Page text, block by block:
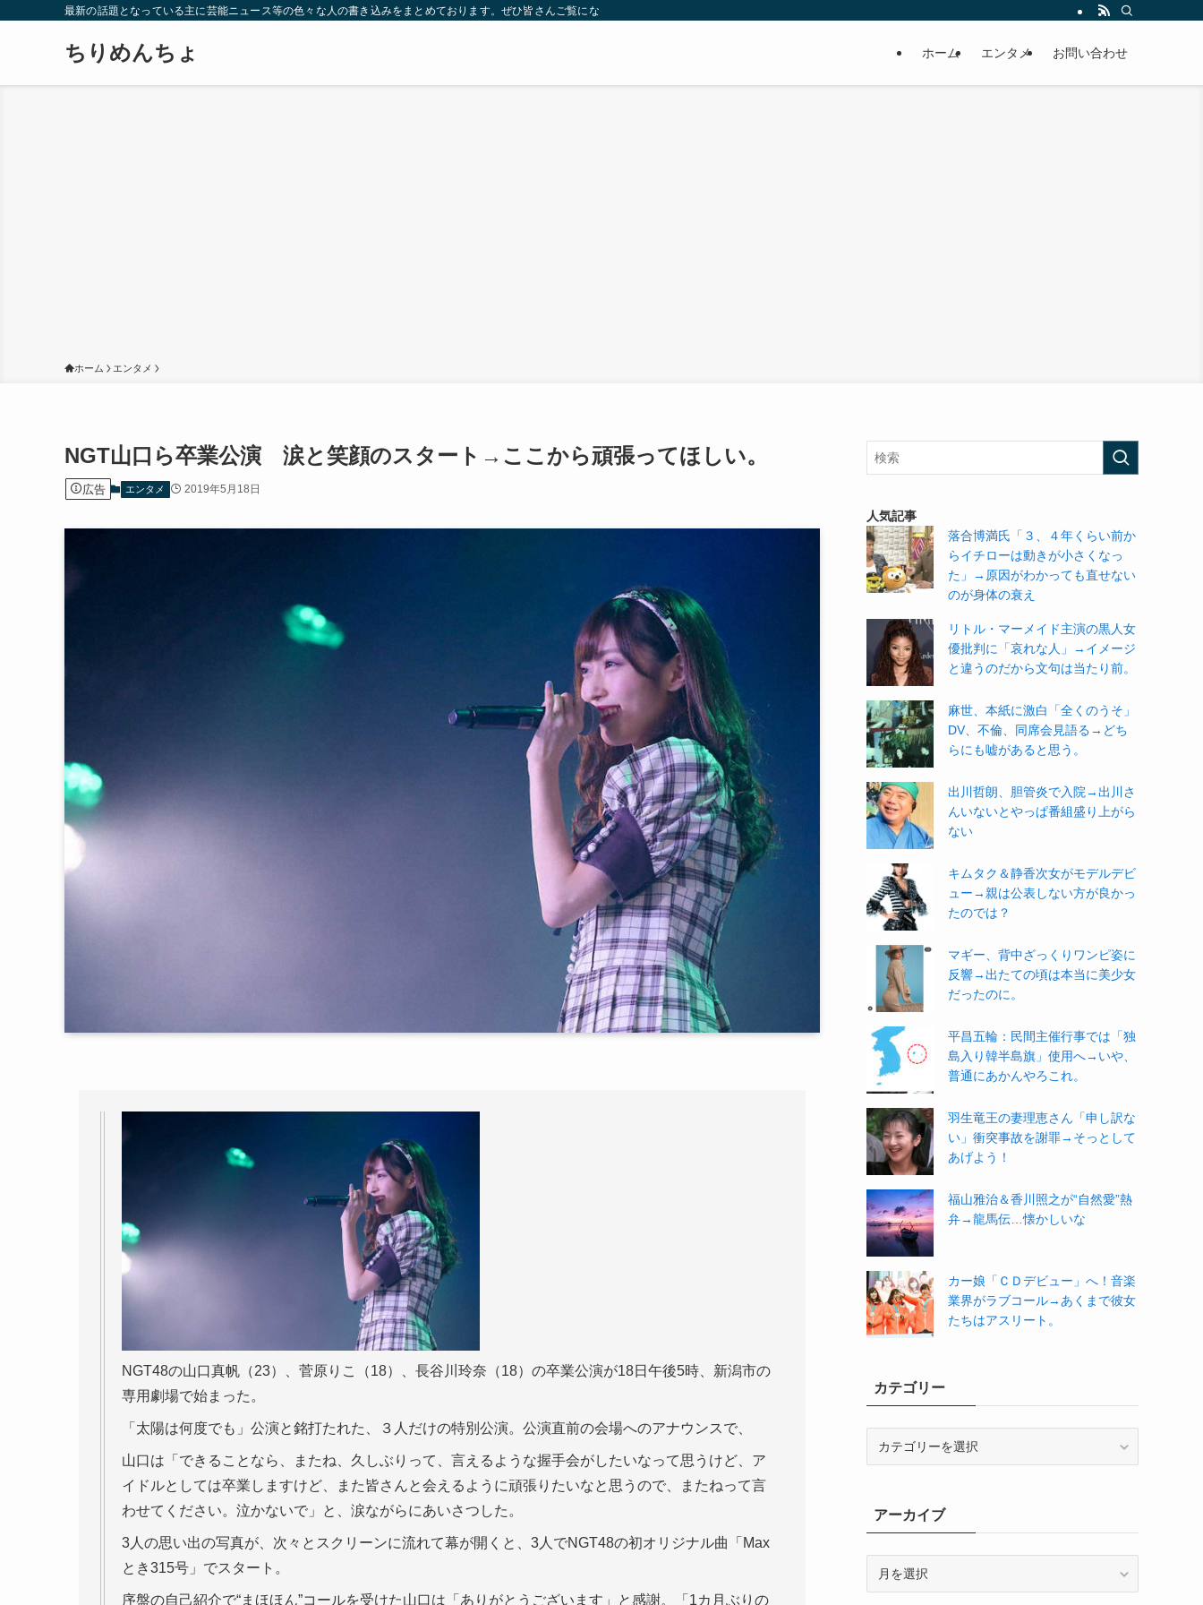
最新の話題となっている主に芸能ニュース等の色々な人の書き込みをまとめております。ぜひ皆さんご覧になっていってください。
ちりめんちょ ホーム エンタメ お問い合わせ
ホーム エンタメ
NGT山口ら卒業公演 涙と笑顔のスタート→ここから頑張ってほしい。
広告 エンタメ 2019年5月18日
NGT48の山口真帆（23）、菅原りこ（18）、長谷川玲奈（18）の卒業公演が18日午後5時、新潟市の
専用劇場で始まった。
「太陽は何度でも」公演と銘打たれた、３人だけの特別公演。公演直前の会場へのアナウンスで、
山口は「できることなら、またね、久しぶりって、言えるような握手会がしたいなって思うけど、ア
イドルとしては卒業しますけど、また皆さんと会えるように頑張りたいなと思うので、またねって言
わせてください。泣かないで」と、涙ながらにあいさつした。
3人の思い出の写真が、次々とスクリーンに流れて幕が開くと、3人でNGT48の初オリジナル曲「Max
とき315号」でスタート。
序盤の自己紹介で“まほほん”コールを受けた山口は「ありがとうございます」と感謝。「1カ月ぶりの
人気記事
落合博満氏「３、４年くらい前か
らイチローは動きが小さくなっ
た」→原因がわかっても直せない
のが身体の衰え
リトル・マーメイド主演の黒人女
優批判に「哀れな人」→イメージ
と違うのだから文句は当たり前。
麻世、本紙に激白「全くのうそ」
DV、不倫、同席会見語る→どち
らにも嘘があると思う。
出川哲朗、胆管炎で入院→出川さ
んいないとやっぱ番組盛り上がら
ない
キムタク＆静香次女がモデルデビ
ュー→親は公表しない方が良かっ
たのでは？
マギー、背中ざっくりワンピ姿に
反響→出たての頃は本当に美少女
だったのに。
平昌五輪：民間主催行事では「独
島入り韓半島旗」使用へ→いや、
普通にあかんやろこれ。
羽生竜王の妻理恵さん「申し訳な
い」衝突事故を謝罪→そっとして
あげよう！
福山雅治＆香川照之が“自然愛”熱
弁→龍馬伝…懐かしいな
カー娘「ＣＤデビュー」へ！音楽
業界がラブコール→あくまで彼女
たちはアスリート。
カテゴリー
ーアーカイブ